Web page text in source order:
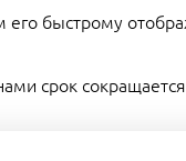
быстрому
срок